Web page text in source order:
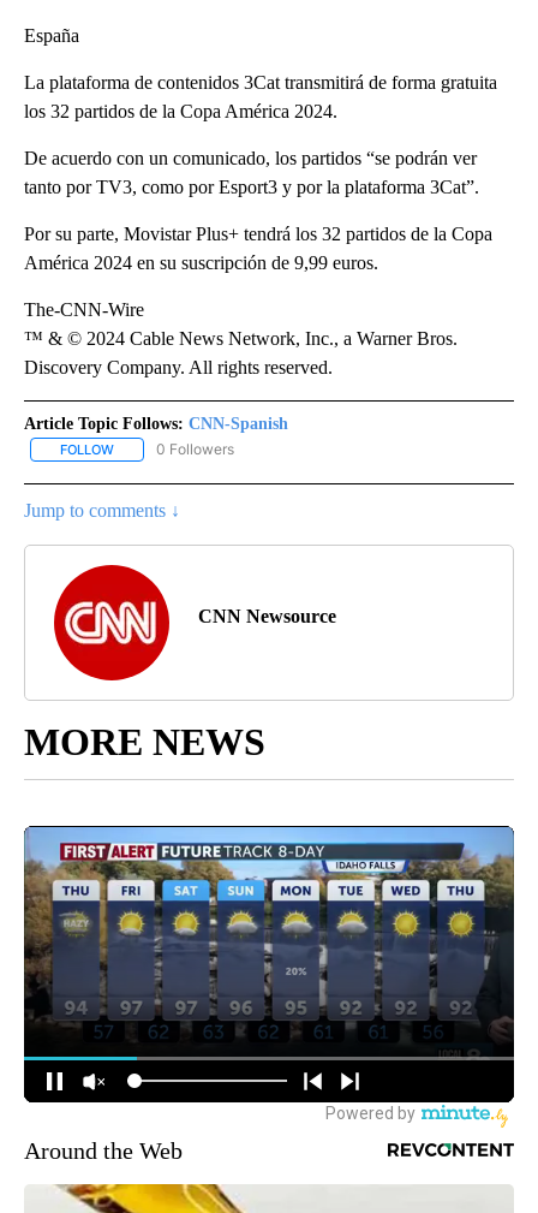
España
La plataforma de contenidos 3Cat transmitirá de forma gratuita
los 32 partidos de la Copa América 2024.
De acuerdo con un comunicado, los partidos “se podrán ver
tanto por TV3, como por Esport3 y por la plataforma 3Cat”.
Por su parte, Movistar Plus+ tendrá los 32 partidos de la Copa
América 2024 en su suscripción de 9,99 euros.
The-CNN-Wire
™ & © 2024 Cable News Network, Inc., a Warner Bros.
Discovery Company. All rights reserved.
Article Topic Follows: CNN-Spanish
FOLLOW FOLLOW "CNN-SPANISH" TO RECEIVE NOTIFICATIONS ABOUT
0 Followers
Jump to comments ↓
CNN Newsource
MORE NEWS
Around the Web